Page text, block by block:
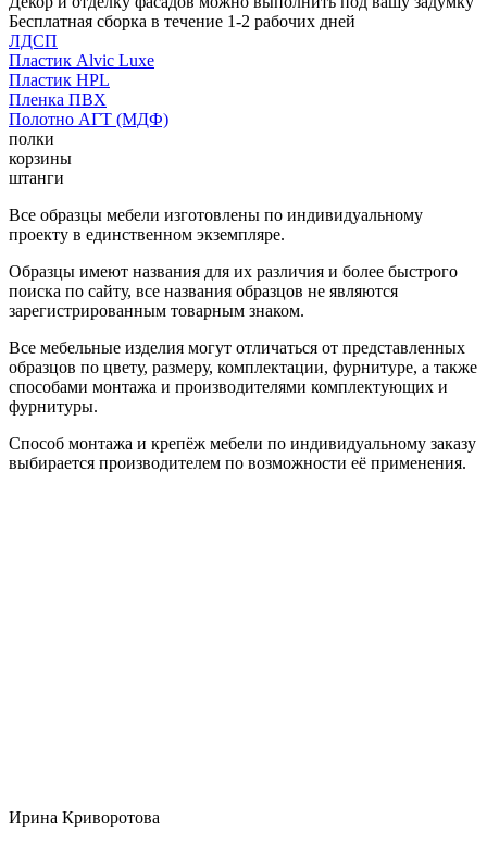
Бесплатная сборка в течение 1-2 рабочих дней
ЛДСП
Пластик Alvic Luxe
Пластик HPL
Пленка ПВХ
Полотно АГТ (МДФ)
полки
корзины
штанги
Все образцы мебели изготовлены по индивидуальному
проекту в единственном экземпляре.
Образцы имеют названия для их различия и более быстрого
поиска по сайту, все названия образцов не являются
зарегистрированным товарным знаком.
Все мебельные изделия могут отличаться от представленных
образцов по цвету, размеру, комплектации, фурнитуре, а также
способами монтажа и производителями комплектующих и
фурнитуры.
Способ монтажа и крепёж мебели по индивидуальному заказу
выбирается производителем по возможности её применения.
Ирина Криворотова